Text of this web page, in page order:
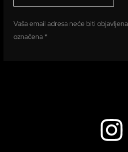
Vaša email adresa neće biti
označena *